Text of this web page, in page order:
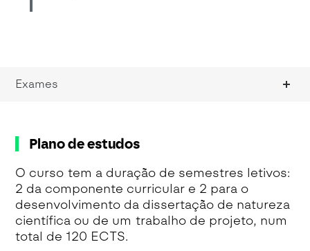
Exames
Plano de estudos
O curso tem a duração de semestres letivos:
2 da componente curricular e 2 para o
desenvolvimento da dissertação de natureza
científica ou de um trabalho de projeto, num
total de 120 ECTS.